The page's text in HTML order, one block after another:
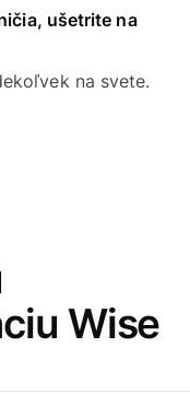
ušetrite na
na svete.
Wise